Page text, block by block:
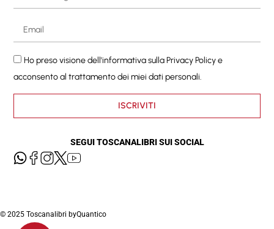
Ho preso visione dell'informativa sullaPrivacy Policye
acconsento al trattamento dei miei dati personali.
ISCRIVITI
SEGUI TOSCANALIBRI SUI SOCIAL
© 2025 Toscanalibri byQuantico